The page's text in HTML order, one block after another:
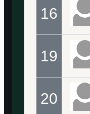
16
19
20